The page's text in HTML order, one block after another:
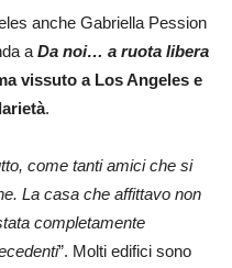
anche Gabriella Pession
a Da noi… a ruota libera
vissuto a Los Angeles e
.
come tanti amici che si
La casa che affittavo non
completamente
”. Molti edifici sono